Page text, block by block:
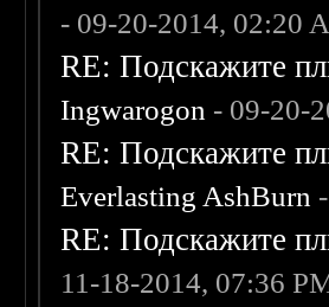
- 09-20-2014, 02:20
RE: Подскажите
Ingwarogon - 09-20-
RE: Подскажите
Everlasting AshBurn
RE: Подскажите
11-18-2014, 07:36